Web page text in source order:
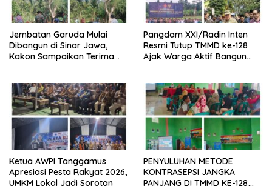
Jembatan Garuda Mulai
Dibangun di Sinar Jawa,
Kakon Sampaikan Terima
Pangdam XXI/Radin Inten
Resmi Tutup TMMD ke-128
Ajak Warga Aktif Bangun
Ketua AWPI Tanggamus
Apresiasi Pesta Rakyat 2026,
UMKM Lokal Jadi Sorotan
PENYULUHAN METODE
KONTRASEPSI JANGKA
PANJANG DI TMMD KE-128